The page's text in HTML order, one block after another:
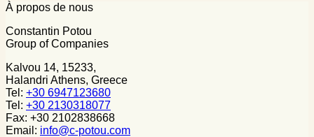
À propos de nous
Constantin Potou
Group of Companies
Kalvou 14, 15233,
Halandri Athens, Greece
Tel: +30 6947123680
Tel: +30 2130318077
Fax: +30 2102838668
Email: info@c-potou.com